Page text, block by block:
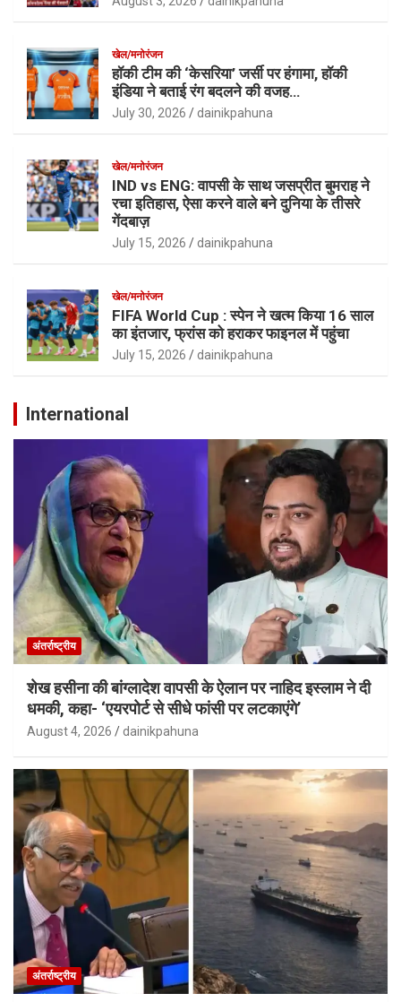
खेल/मनोरंजन
हॉकी टीम की ‘केसरिया’ जर्सी पर हंगामा, हॉकी
इंडिया ने बताई रंग बदलने की वजह…
July 30, 2026 dainikpahuna
खेल/मनोरंजन
IND vs ENG: वापसी के साथ जसप्रीत बुमराह ने
रचा इतिहास, ऐसा करने वाले बने दुनिया के तीसरे
गेंदबाज़
July 15, 2026 dainikpahuna
खेल/मनोरंजन
FIFA World Cup : स्पेन ने खत्म किया 16 साल
का इंतजार, फ्रांस को हराकर फाइनल में पहुंचा
July 15, 2026 dainikpahuna
International
अंतर्राष्ट्रीय
शेख हसीना की बांग्लादेश वापसी के ऐलान पर नाहिद इस्लाम ने दी
धमकी, कहा- ‘एयरपोर्ट से सीधे फांसी पर लटकाएंगे’
August 4, 2026 dainikpahuna
अंतर्राष्ट्रीय